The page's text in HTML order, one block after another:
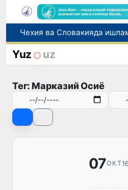
Yuz uz
Тег: Марказий Осиё
07ОКТ